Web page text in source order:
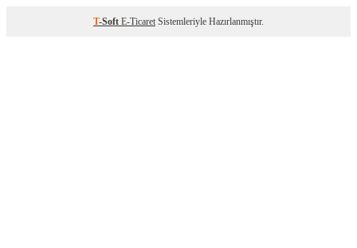
T-Soft E-Ticaret Sistemleriyle Hazırlanmıştır.